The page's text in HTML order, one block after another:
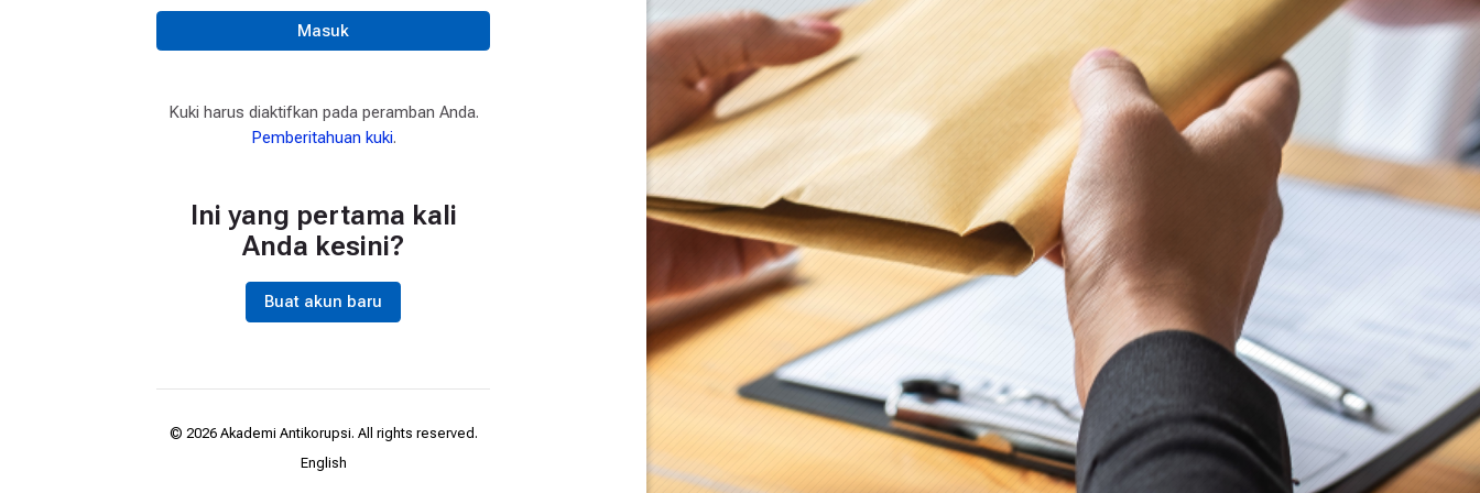
Masuk
Kuki harus diaktifkan pada peramban Anda.
Pemberitahuan kuki.
Ini yang pertama kali
Anda kesini?
Buat akun baru
© 2026Akademi Antikorupsi. All rights reserved.
English